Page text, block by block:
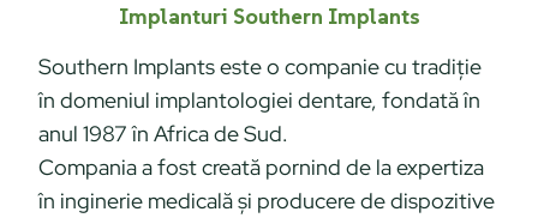
Implanturi Southern Implants
Southern Implants este o companie cu tradiție
în domeniul implantologiei dentare, fondată în
anul 1987 în Africa de Sud.
Compania a fost creată pornind de la expertiza
în inginerie medicală şi producere de dispozitive